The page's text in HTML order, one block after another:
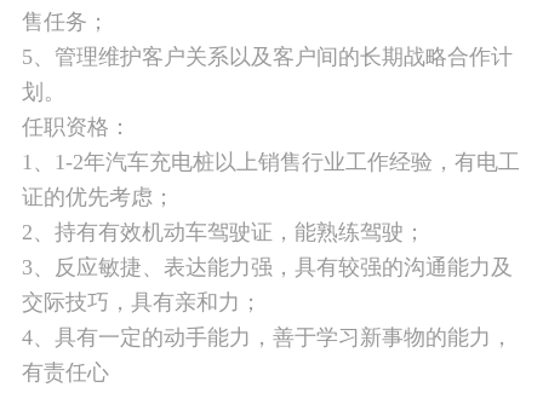
售任务；
5、管理维护客户关系以及客户间的长期战略合作计
划。
任职资格：
1、1-2年汽车充电桩以上销售行业工作经验，有电工
证的优先考虑；
2、持有有效机动车驾驶证，能熟练驾驶；
3、反应敏捷、表达能力强，具有较强的沟通能力及
交际技巧，具有亲和力；
4、具有一定的动手能力，善于学习新事物的能力，
有责任心